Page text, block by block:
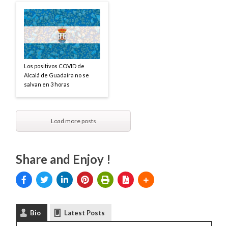
Los positivos COVID de
Alcalá de Guadaíra no se
salvan en 3 horas
Load more posts
Share and Enjoy !
Bio Latest Posts